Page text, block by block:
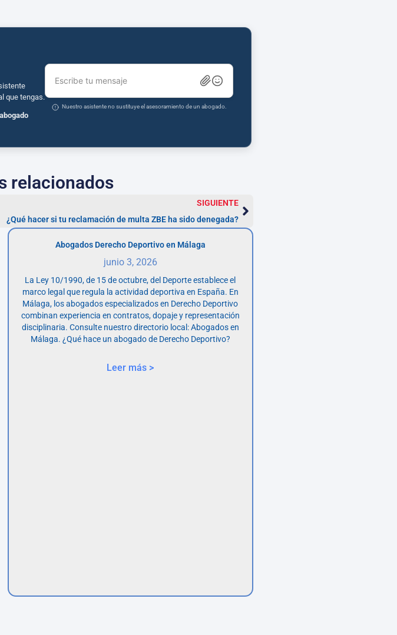
que tengas.
abogado
Escribe tu mensaje
Nuestro asistente no sustituye el asesoramiento de un abogado.
relacionados
SIGUIENTE
¿Qué hacer si tu reclamación de multa ZBE ha sido denegada?
Abogados Derecho Deportivo en Málaga
junio 3, 2026
La Ley 10/1990, de 15 de octubre, del Deporte establece el
marco legal que regula la actividad deportiva en España. En
Málaga, los abogados especializados en Derecho Deportivo
combinan experiencia en contratos, dopaje y representación
disciplinaria. Consulte nuestro directorio local: Abogados en
Málaga. ¿Qué hace un abogado de Derecho Deportivo?
Leer más >